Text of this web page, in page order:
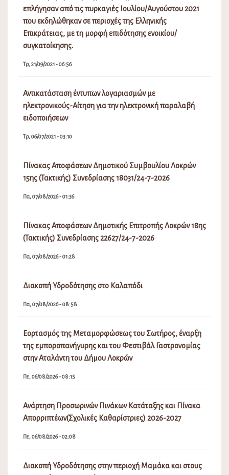
επλήγησαν από τις πυρκαγιές Ιουλίου/Αυγούστου 2021
που εκδηλώθηκαν σε περιοχές της Ελληνικής
Επικράτειας, με τη μορφή επιδότησης ενοικίου/
συγκατοίκησης.
Τρ, 21/09/2021 - 06:56
Αντικατάσταση έντυπων λογαριασμών με
ηλεκτρονικούς-Αίτηση για την ηλεκτρονική παραλαβή
ειδοποιήσεων
Τρ, 06/07/2021 - 03:10
Πίνακας Αποφάσεων Δημοτικού Συμβουλίου Λοκρών
15ης (Τακτικής) Συνεδρίασης 18031/24-7-2026
Πα, 07/08/2026 - 01:36
Πίνακας Αποφάσεων Δημοτικής Επιτροπής Λοκρών 18ης
(Τακτικής) Συνεδρίασης 22627/24-7-2026
Πα, 07/08/2026 - 01:28
Διακοπή Υδροδότησης στο Καλαπόδι
Πα, 07/08/2026 - 08:58
Εορτασμός της Μεταμορφώσεως του Σωτήρος, έναρξη
της εμποροπανήγυρης και του Φεστιβάλ Γαστρονομίας
στην Αταλάντη του Δήμου Λοκρών
Πε, 06/08/2026 - 08:15
Ανάρτηση Προσωρινών Πινάκων Κατάταξης και Πίνακα
Απορριπτέων(Σχολικές Καθαρίστριες) 2026-2027
Πε, 06/08/2026 - 02:08
Διακοπή Υδροδότησης στην περιοχή Μαμάκα και στους